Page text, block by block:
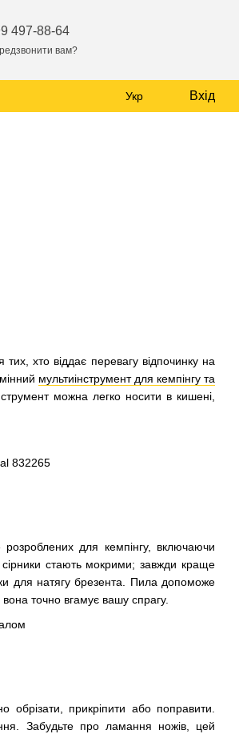
497-88-64
вам?
Укр Вхід
хто віддає перевагу відпочинку на
мультиінструмент для кемпінгу та
можна легко носити в кишені,
для кемпінгу, включаючи
стають мокрими; завжди краще
для натягу брезента. Пила допоможе
точно вгамує вашу спрагу.
прикріпити або поправити.
Забудьте про ламання ножів, цей